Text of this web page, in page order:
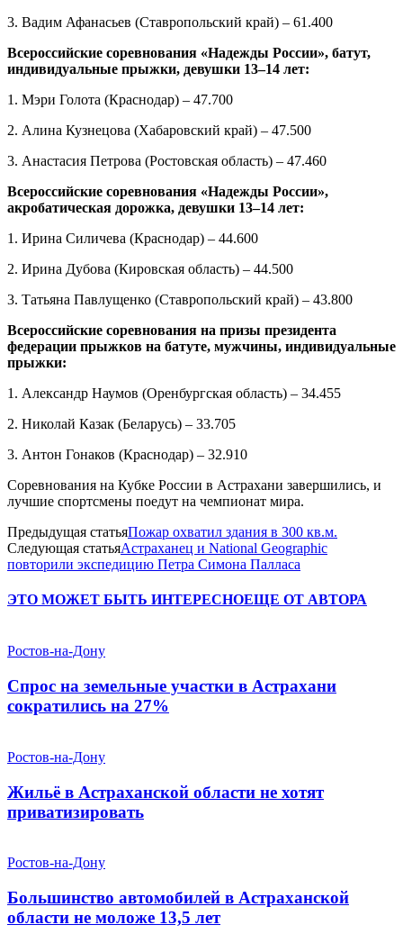
3. Вадим Афанасьев (Ставропольский край) – 61.400
Всероссийские соревнования «Надежды России», батут,
индивидуальные прыжки, девушки 13–14 лет:
1. Мэри Голота (Краснодар) – 47.700
2. Алина Кузнецова (Хабаровский край) – 47.500
3. Анастасия Петрова (Ростовская область) – 47.460
Всероссийские соревнования «Надежды России»,
акробатическая дорожка, девушки 13–14 лет:
1. Ирина Силичева (Краснодар) – 44.600
2. Ирина Дубова (Кировская область) – 44.500
3. Татьяна Павлущенко (Ставропольский край) – 43.800
Всероссийские соревнования на призы президента
федерации прыжков на батуте, мужчины, индивидуальные
прыжки:
1. Александр Наумов (Оренбургская область) – 34.455
2. Николай Казак (Беларусь) – 33.705
3. Антон Гонаков (Краснодар) – 32.910
Соревнования на Кубке России в Астрахани завершились, и
лучшие спортсмены поедут на чемпионат мира.
Предыдущая статьяПожар охватил здания в 300 кв.м.
Следующая статьяАстраханец и National Geographic
повторили экспедицию Петра Симона Палласа
ЭТО МОЖЕТ БЫТЬ ИНТЕРЕСНОЕЩЕ ОТ АВТОРА
Ростов-на-Дону
Спрос на земельные участки в Астрахани
сократились на 27%
Ростов-на-Дону
Жильё в Астраханской области не хотят
приватизировать
Ростов-на-Дону
Большинство автомобилей в Астраханской
области не моложе 13,5 лет